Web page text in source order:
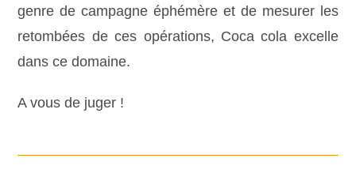
genre de campagne éphémère et de mesurer les
retombées de ces opérations, Coca cola excelle
dans ce domaine.
A vous de juger !